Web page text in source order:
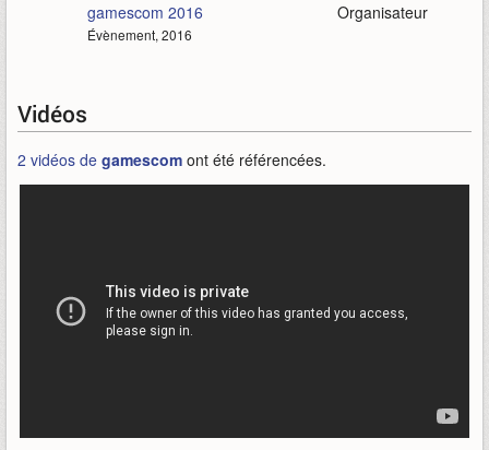
gamescom 2016
Évènement, 2016
Organisateur
Vidéos
2 vidéos de gamescom ont été référencées.